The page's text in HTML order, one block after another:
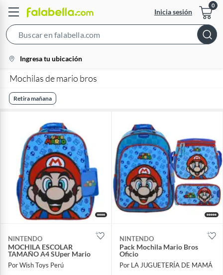
Inicia sesión
Bar
location-
icon
Ingresa tu ubicación
Mochilas de mario bros
Retira mañana
NINTENDO
MOCHILA ESCOLAR
TAMAÑO A4 SUper Mario
Por Wish Toys Perú
NINTENDO
Pack Mochila Mario Bros
Oficio
Por LA JUGUETERÍA DE MAMÁ